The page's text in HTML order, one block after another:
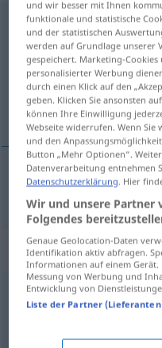
Subvention [zʊpvɛntsiˈoːn]
Übersicht aller
(Für mehr Details die
subvenção
subvençãof Subvention
Synonyme
Förderung,Zuschuss,
und wir besser mit Ihnen
funktionale und statistische
und der statistischen
werden auf Grundlage unserer
gespeichert. Marketing-
personalisierter Werbung
durch einen Klick auf den
geben. Klicken Sie ansonsten
können Ihre Einwilligung
Webseite widerrufen. Wenn
und den
Button „Mehr Optionen“.
Datenverarbeitung entnehmen
Datenschutzerklärung. Hier
Wir und unsere Partner
Folgendes
Genaue Geolocation-Daten
Identifikation aktiv abfragen.
Informationen auf einem
Messung von Werbung und
Entwicklung von
Liste der Partner